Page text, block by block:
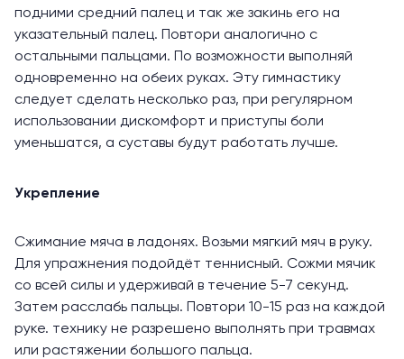
подними средний палец и так же закинь его на
указательный палец. Повтори аналогично с
остальными пальцами. По возможности выполняй
одновременно на обеих руках. Эту гимнастику
следует сделать несколько раз, при регулярном
использовании дискомфорт и приступы боли
уменьшатся, а суставы будут работать лучше.
Укрепление
Сжимание мяча в ладонях. Возьми мягкий мяч в руку.
Для упражнения подойдёт теннисный. Сожми мячик
со всей силы и удерживай в течение 5-7 секунд.
Затем расслабь пальцы. Повтори 10-15 раз на каждой
руке. технику не разрешено выполнять при травмах
или растяжении большого пальца.